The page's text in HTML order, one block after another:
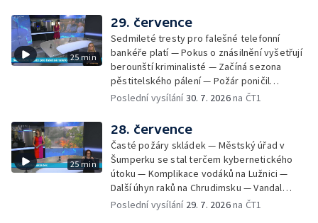
mraženými potravinami v horku — Slavnostní
vyřazení absolventů Univerzity obrany —
Zájem o obytné vozy roste — Praha má
novou servisní loď — Vidická samoobslužná
prodejna si na provoz vydělá — U jezera
Most začíná festival Let It Roll — Vyvrcholil
bouřkový neboli jelení úplněk — Kanoistka
25 min
29. července
Sedmileté tresty pro falešné telefonní
bankéře platí — Pokus o znásilnění vyšetřují
berounští kriminalisté — Začíná sezona
pěstitelského pálení — Požár poničil
historickou vilu Marta v Písku — Končí Letní
odpad — Nedostatek vody na Hracholuskách
— Příprava nového plavebního stupně v
Děčíně — Biokoridor pro užovku stromovou
— Záchrana liblického vysílače — První
koncert Diany Ross v Česku — Výroba
obrněných vozidel CV90 — Biokoridor pod
vedením vysokého napětí
Poslední vysílání30. 7. 2026na ČT1
25 min
28. července
Časté požáry skládek — Městský úřad v
Šumperku se stal terčem kybernetického
útoku — Komplikace vodáků na Lužnici —
Další úhyn raků na Chrudimsku — Vandal
poškodil okna na Ještědu — Lvice Elza má
Poslední vysílání 29. 7. 2026na ČT1